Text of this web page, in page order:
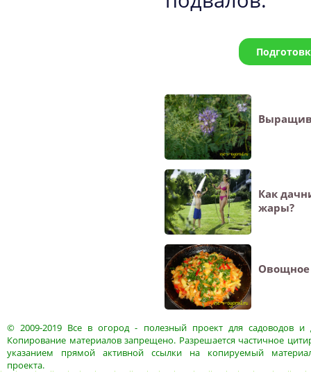
Как
жары?
Овощное
© 2009-2019 Все в огород- полезный проект для садоводов и
Копирование материалов запрещено. Разрешается частичное
указанием прямой активной ссылки на копируемый
проекта.